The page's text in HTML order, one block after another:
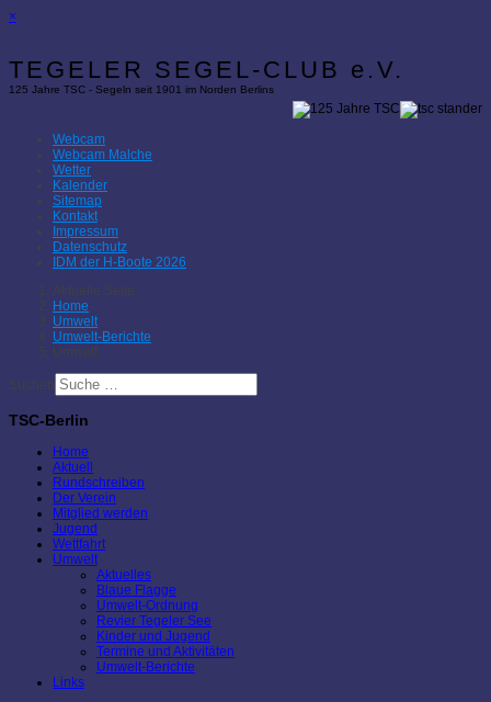
×
TEGELER SEGEL-CLUB e.V.
125 Jahre TSC - Segeln seit 1901 im Norden Berlins
Webcam
Webcam Malche
Wetter
Kalender
Sitemap
Kontakt
Impressum
Datenschutz
IDM der H-Boote 2026
Aktuelle Seite:
Home
Umwelt
Umwelt-Berichte
Umwelt
Suchen
TSC-Berlin
Home
Aktuell
Rundschreiben
Der Verein
Mitglied werden
Jugend
Wettfahrt
Umwelt
Aktuelles
Blaue Flagge
Umwelt-Ordnung
Revier Tegeler See
Kinder und Jugend
Termine und Aktivitäten
Umwelt-Berichte
Links